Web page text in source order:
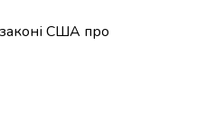
законі США про